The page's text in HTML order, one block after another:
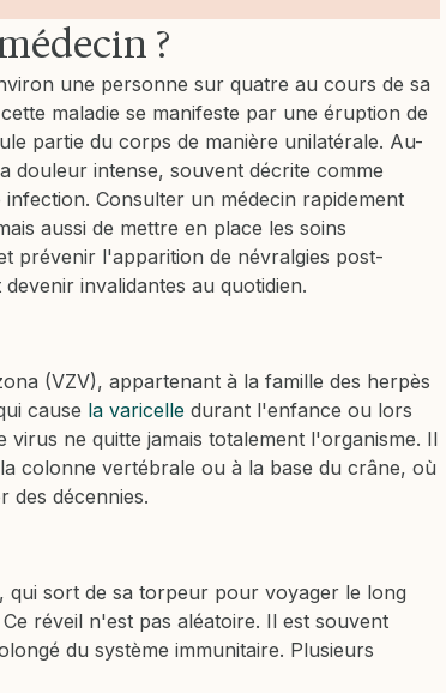
?
une personne sur quatre au cours de sa
maladie se manifeste par une éruption de
partie du corps de manière unilatérale. Au-
douleur intense, souvent décrite comme
Consulter un médecin rapidement
aussi de mettre en place les soins
prévenir l'apparition de névralgies post-
invalidantes au quotidien.
(VZV), appartenant à la famille des herpès
cause la varicelle durant l'enfance ou lors
ne quitte jamais totalement l'organisme. Il
colonne vertébrale ou à la base du crâne, où
des décennies.
qui sort de sa torpeur pour voyager le long
réveil n'est pas aléatoire. Il est souvent
du système immunitaire. Plusieurs